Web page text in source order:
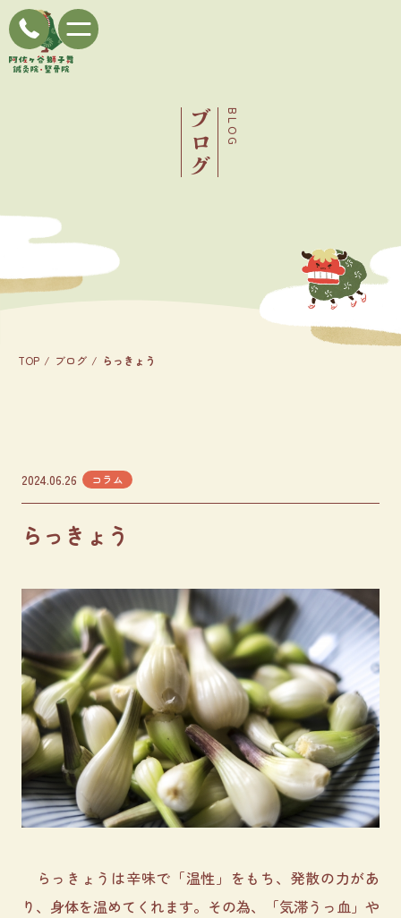
BLOG
ブログ
TOP ブログ らっきょう
2024.06.26 コラム
らっきょう
らっきょうは辛味で「温性」をもち、発散の力があ
り、身体を温めてくれます。その為、「気滞うっ血」や